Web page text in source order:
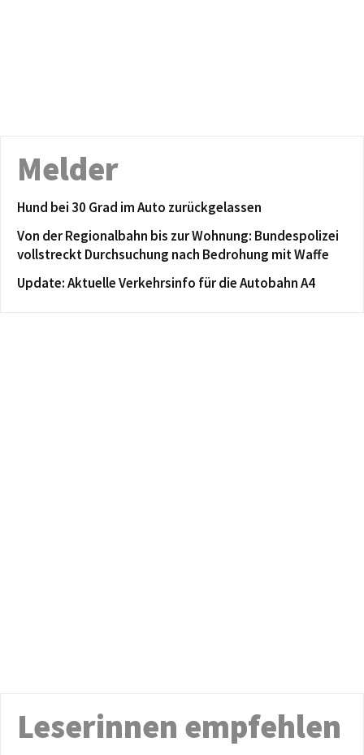
Melder
Hund bei 30 Grad im Auto zurückgelassen
Von der Regionalbahn bis zur Wohnung: Bundespolizei
vollstreckt Durchsuchung nach Bedrohung mit Waffe
Update: Aktuelle Verkehrsinfo für die Autobahn A4
Leserinnen empfehlen